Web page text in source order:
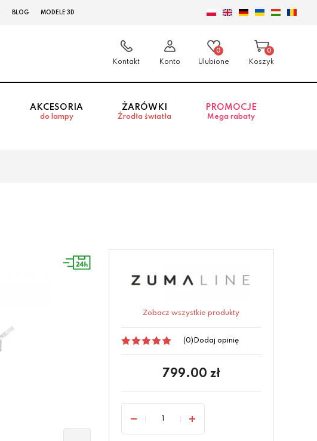
BLOG MODELE 3D
Kontakt Konto
0
Ulubione
0
Koszyk
AKCESORIA
do lampy
ŻARÓWKI
Źrodła światła
PROMOCJE
Mega rabaty
Zobacz wszystkie produkty
(0) Dodaj opinię
799.00 zł